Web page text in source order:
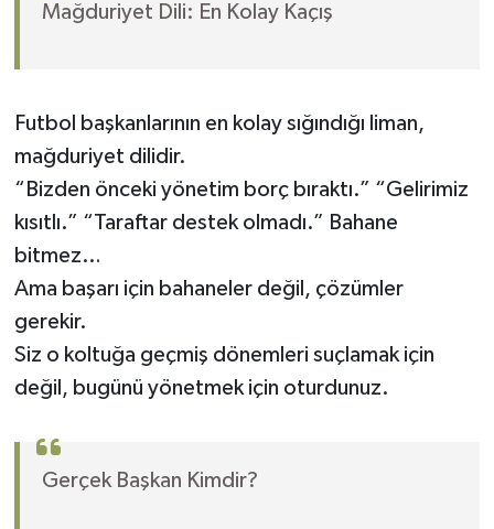
Mağduriyet Dili: En Kolay Kaçış
Futbol başkanlarının en kolay sığındığı liman,
mağduriyet dilidir.
“Bizden önceki yönetim borç bıraktı.” “Gelirimiz
kısıtlı.” “Taraftar destek olmadı.” Bahane
bitmez…
Ama başarı için bahaneler değil, çözümler
gerekir.
Siz o koltuğa geçmiş dönemleri suçlamak için
değil, bugünü yönetmek için oturdunuz.
Gerçek Başkan Kimdir?